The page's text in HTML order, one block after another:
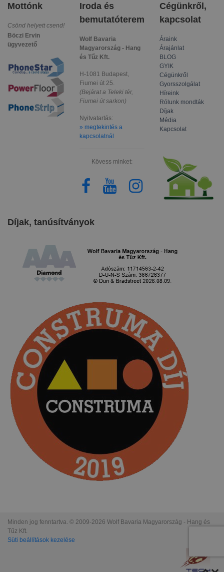
Mottónk
Csönd helyett csend!
Böczi Ervin
ügyvezető
Iroda és
bemutatóterem
Wolf Bavaria
Magyarország - Hang
és Tűz Kft.
H-1081 Budapest,
Fiumei út 25.
(Bejárat a Teleki tér,
Fiumei út sarkon)
Nyitvatartás:
» megtekintés a
kapcsolatnál
Kövess minket:
Cégünkről,
kapcsolat
Áraink
Árajánlat
BLOG
GYIK
Cégünkről
Gyorsszolgálat
Híreink
Rólunk mondták
Díjak
Média
Kapcsolat
Díjak, tanúsítványok
Minden jog fenntartva. © 2009-2026 Wolf Bavaria Magyarország - Hang és
Tűz Kft.
Süti beállítások kezelése